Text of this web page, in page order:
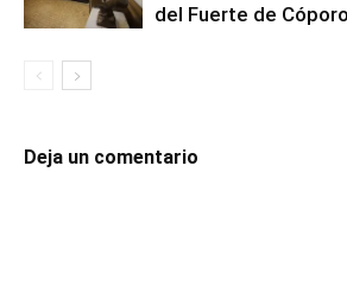
del Fuerte de
Deja un comentario